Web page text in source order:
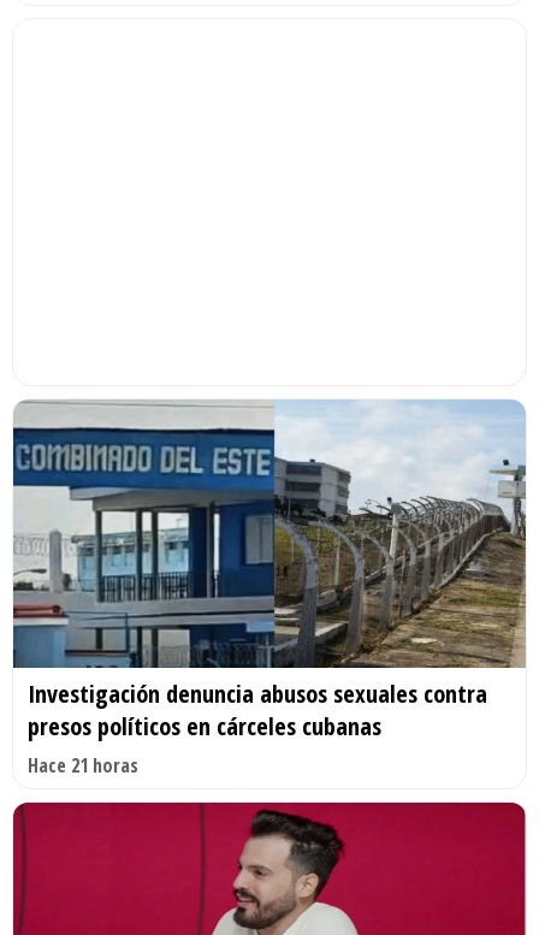
Investigación denuncia abusos sexuales contra
presos políticos en cárceles cubanas
Hace 21 horas